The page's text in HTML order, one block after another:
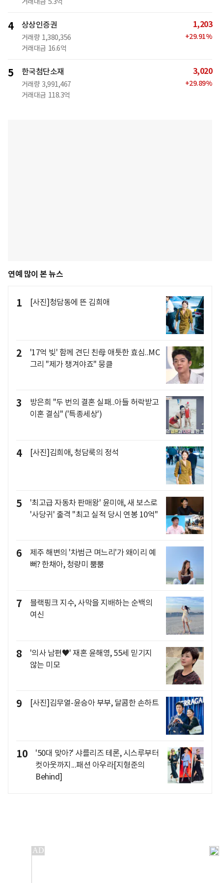
4 상상인증권
거래량 1,380,356
거래대금 16.6억
1,203
+29.91%
5 한국첨단소재
거래량 3,991,467
거래대금 118.3억
3,020
+29.89%
연예 많이 본 뉴스
1 [사진]청담동에 뜬 김희애
2
'17억 빚' 함께 견딘 친母 애틋한 효심..MC
그리 "제가 챙겨야죠" 뭉클
3
방은희 "두 번의 결혼 실패..아들 허락받고
이혼 결심" ('특종세상')
4 [사진]김희애, 청담룩의 정석
5
'최고급 자동차 판매왕' 윤미애, 새 보스로
'사당귀' 출격 "최고 실적 당시 연봉 10억"
6
제주 해변의 '차범근 며느리'가 왜이리 예
뻐? 한채아, 청량미 뿜뿜
7
블랙핑크 지수, 사막을 지배하는 순백의
여신
8
'의사 남편♥' 재혼 윤해영, 55세 믿기지
않는 미모
9 [사진]김무열-윤승아 부부, 달콤한 손하트
10
'50대 맞아?' 샤를리즈 테론, 시스루부터
컷아웃까지...패션 아우라[지형준의
Behind]